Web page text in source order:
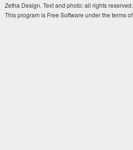
Zetha Design. Text and photo: all rights reserved.
This program is Free Software under the terms of